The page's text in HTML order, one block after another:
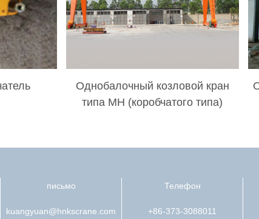
Однобалочный козловой кран
типа MH (коробчатого типа)
письмо
kuangyuan@hnkscrane.com
Телефон
+86-373-3088011